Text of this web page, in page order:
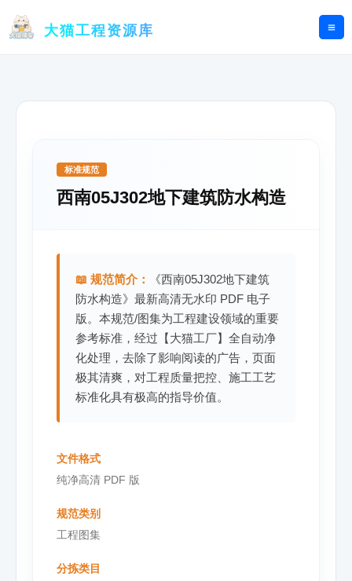
大猫工程资源库
标准规范
西南05J302地下建筑防水构造
📖 规范简介：
《西南05J302地下建筑
防水构造》最新高清无水印 PDF 电子
版。本规范/图集为工程建设领域的重要
参考标准，经过【大猫工厂】全自动净
化处理，去除了影响阅读的广告，页面
极其清爽，对工程质量把控、施工工艺
标准化具有极高的指导价值。
文件格式
纯净高清 PDF 版
规范类别
工程图集
分拣类目